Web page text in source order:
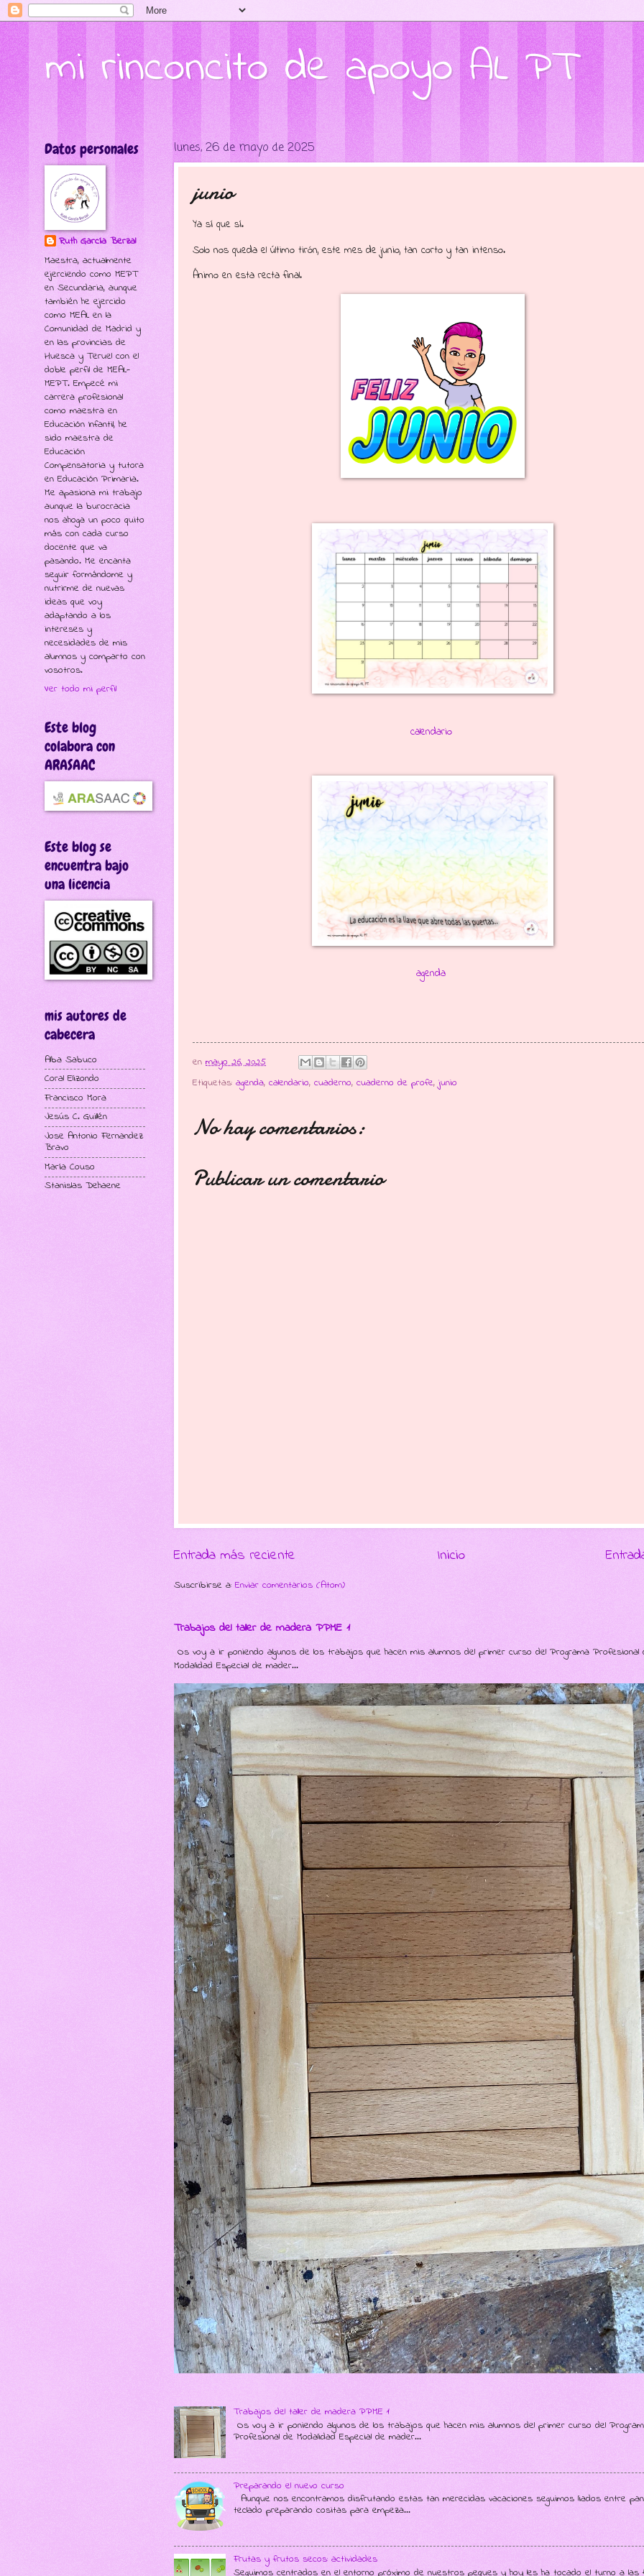
mi rinconcito de apoyo AL PT
lunes, 26 de mayo de 2025
junio
Ya sí que sí.
Solo nos queda el último tirón, este mes de junio, tan corto y tan intenso.
Ánimo en esta recta final.
calendario
agenda
en mayo 26, 2025
Etiquetas: agenda, calendario, cuaderno, cuaderno de profe,junio
No hay comentarios:
Publicar un comentario
Entrada más reciente Inicio
Suscribirse a: Enviar comentarios (Atom)
Trabajos del taller de madera PPME 1
Os voy a ir poniendo algunos de los trabajos que hacen mis alumnos del primer curso del Programa Profesional
Modalidad Especial de mader...
Trabajos del taller de madera PPME 1
Os voy a ir poniendo algunos de los trabajos que hacen mis alumnos del primer curso del
Profesional de Modalidad Especial de mader...
Preparando el nuevo curso
Aunque nos encontramos disfrutando estas tan merecidas vacaciones seguimos liados entre
teclado preparando cositas para empeza...
Frutas y frutos secos: actividades
Seguimos centrados en el entorno próximo de nuestros peques y hoy les ha tocado el turno a
Datos personales
Ruth García Berzal
Maestra, actualmente
ejerciendo como MEPT
en Secundaria, aunque
también he ejercido
como MEAL en la
Comunidad de Madrid y
en las provincias de
Huesca y Teruel con el
doble perfil de MEAL-
MEPT. Empecé mi
carrera profesional
como maestra en
Educación Infantil, he
sido maestra de
Educación
Compensatoria y tutora
en Educación Primaria.
Me apasiona mi trabajo
aunque la burocracia
nos ahoga un poco quito
más con cada curso
docente que va
pasando. Me encanta
seguir formándome y
nutrirme de nuevas
ideas que voy
adaptando a los
intereses y
necesidades de mis
alumnos y comparto con
vosotros.
Ver todo mi perfil
Este blog
colabora con
ARASAAC
Este blog se
encuentra bajo
una licencia
mis autores de
cabecera
Alba Sabuco
Coral Elizondo
Francisco Mora
Jesús C. Guillén
Jose Antonio Fernandez
Bravo
María Couso
Stanislas Dehaene